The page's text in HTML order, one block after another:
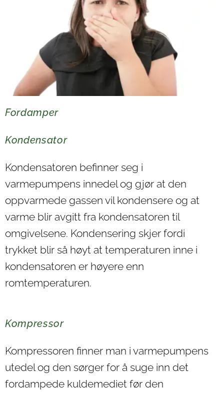
Fordamper
Kondensator
Kondensatoren befinner seg i
varmepumpens innedel og gjør at den
oppvarmede gassen vil kondensere og at
varme blir avgitt fra kondensatoren til
omgivelsene. Kondensering skjer fordi
trykket blir så høyt at temperaturen inne i
kondensatoren er høyere enn
romtemperaturen.
Kompressor
Kompressoren finner man i varmepumpens
utedel og den sørger for å suge inn det
fordampede kuldemediet før den